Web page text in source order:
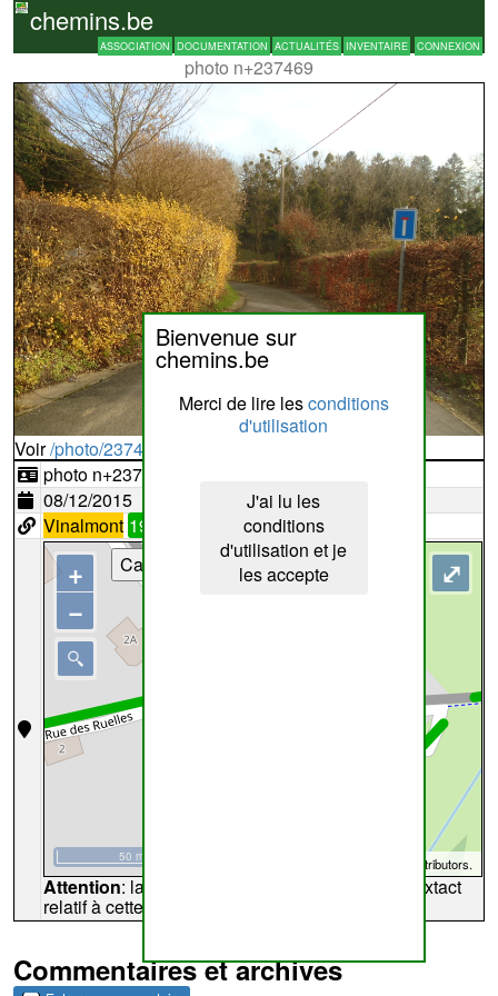
chemins.be
ASSOCIATION DOCUMENTATION ACTUALITÉS INVENTAIRE CONNEXION
photo n+237469
Bienvenue sur
chemins.be
Merci de lire lesconditions
d'utilisation
J'ai lu les
conditions
d'utilisation et je
les accepte
Voir/photo/237469?typ=d
photo n+237469
08/12/2015
Vinalmont 19
contributors.
50 m
+
−
⤢
Cartes
Attention: la carte peut ne pas refléter l'endroit extact
relatif à cette archive
Commentaires et archives